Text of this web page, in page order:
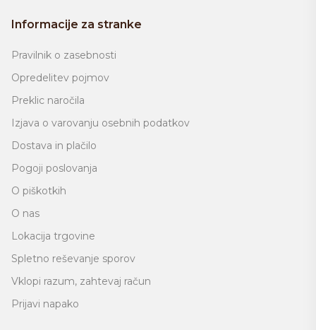
Informacije za stranke
Pravilnik o zasebnosti
Opredelitev pojmov
Preklic naročila
Izjava o varovanju osebnih podatkov
Dostava in plačilo
Pogoji poslovanja
O piškotkih
O nas
Lokacija trgovine
Spletno reševanje sporov
Vklopi razum, zahtevaj račun
Prijavi napako